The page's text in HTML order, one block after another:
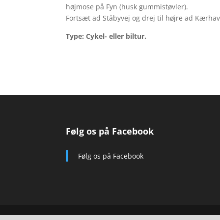
højmose på Fyn (husk gummistøvler).
Fortsæt ad Ståbyvej og drej til højre ad
Type: Cykel- eller biltur.
Følg os på Facebook
Følg os på Facebook